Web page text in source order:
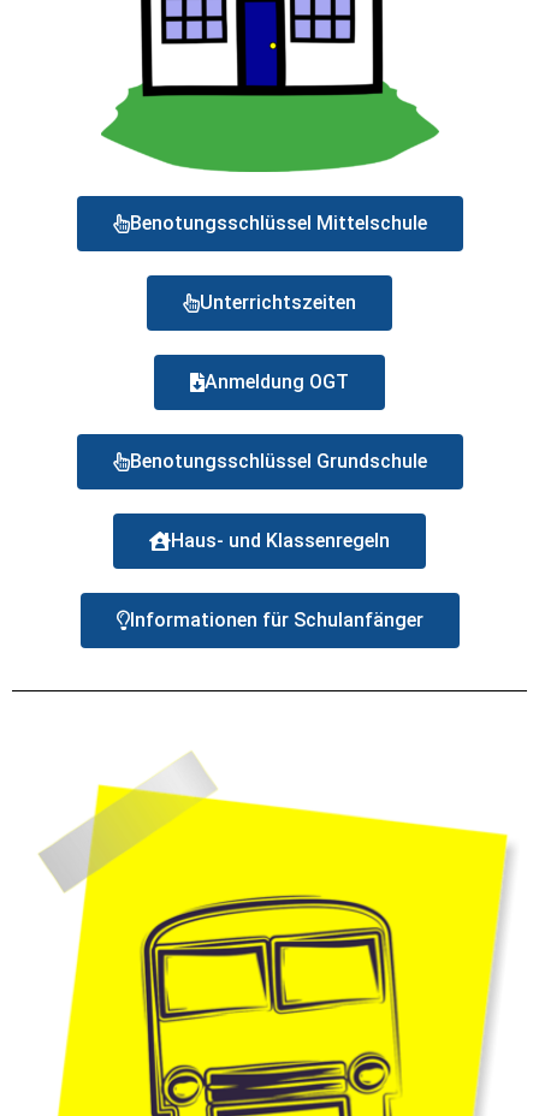
Benotungsschlüssel Mittelschule
Unterrichtszeiten
Anmeldung OGT
Benotungsschlüssel Grundschule
Haus- und Klassenregeln
Informationen für Schulanfänger